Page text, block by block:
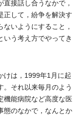
接話し合うなかで，
正して，紛争を解決す
いようにすること，
いう考え方でやってき
けは，1999年1月に起
。それ以来毎月のよう
機能病院など高度な医
態のなかで，なんとか